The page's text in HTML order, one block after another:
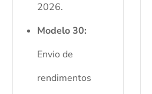
2026.
Modelo 30:
Envio de
rendimentos